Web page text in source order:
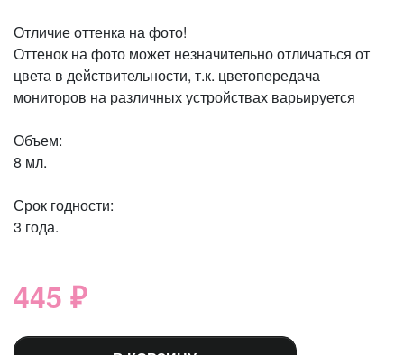
Отличие оттенка на фото!
Оттенок на фото может незначительно отличаться от
цвета в действительности, т.к. цветопередача
мониторов на различных устройствах варьируется
Объем:
8 мл.
Срок годности:
3 года.
445 ₽